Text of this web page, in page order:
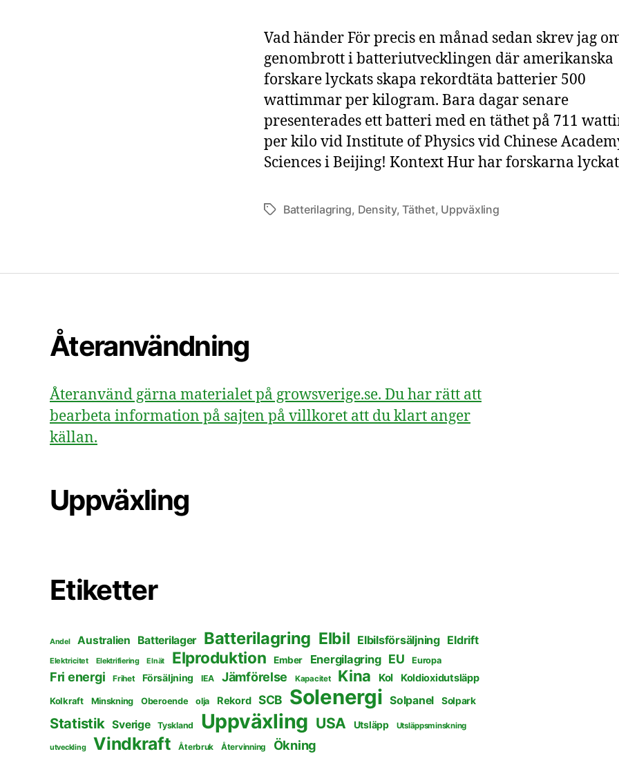
slår
Vad händer För precis en månad sedan skrev jag
genombrott i batteriutvecklingen där amerikanska
forskare lyckats skapa rekordtäta batterier 500
wattimmar per kilogram. Bara dagar senare
presenterades ett batteri med en täthet på 711
per kilo vid Institute of Physics vid Chinese
Sciences i Beijing! Kontext Hur har forskarna
EtiketterBatterilagring, Density,Täthet, Uppväxling
Återanvändning
Återanvänd gärna materialet på growsverige.se. Du har rätt att
bearbeta information på sajten på villkoret att du klart anger
källan.
Uppväxling
Etiketter
Andel Australien Batterilager Batterilagring Elbil Elbilsförsäljning Eldrift
Elektricitet Elektrifiering Elnät Elproduktion Ember Energilagring EU Europa
Fri energi Frihet Försäljning IEA Jämförelse Kapacitet Kina Kol Koldioxidutsläpp
Kolkraft Minskning Oberoende olja Rekord SCB Solenergi Solpanel Solpark
Statistik Sverige Tyskland Uppväxling USA Utsläpp Utsläppsminskning
utveckling Vindkraft Återbruk Återvinning Ökning